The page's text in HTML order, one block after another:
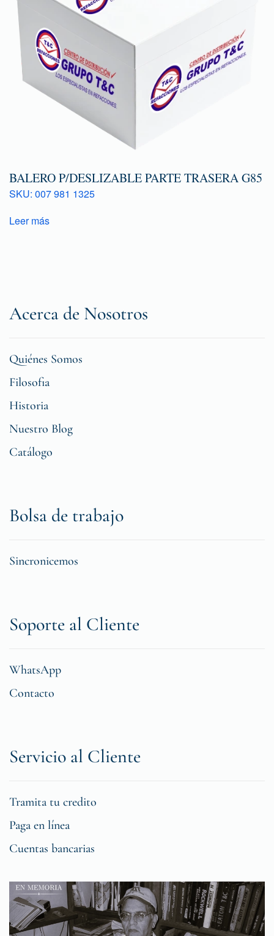
BALERO P/DESLIZABLE PARTE TRASERA G85
SKU: 007 981 1325
Leer más
Acerca de Nosotros
Quiénes Somos
Filosofia
Historia
Nuestro Blog
Catálogo
Bolsa de trabajo
Sincronicemos
Soporte al Cliente
WhatsApp
Contacto
Servicio al Cliente
Tramita tu credito
Paga en línea
Cuentas bancarias